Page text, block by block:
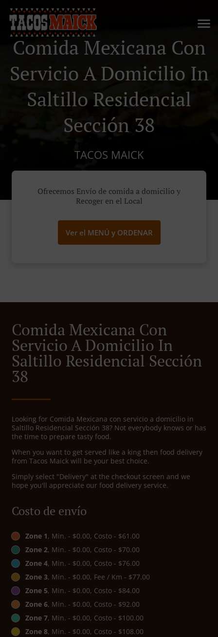
Comida Mexicana Con
Servicio A Domicilio In
Saltillo Residencial
Sección 38
TACOS MAICK
Ofrecemos Envío de comida a domicilio y
Recoger en el Local
Ver el MENÚ y ORDENAR
Comida Mexicana Con
Servicio A Domicilio In
Saltillo Residencial Sección
38
Looking for Comida Mexicana con servicio a domicilio in
Saltillo Residencial Sección 38? Not everybody knows or has
the time to prepare tasty food.
When you want to get served like a king then food delivery
from Tacos Maick will be your best choice.
Simply select "Delivery" at the checkout screen and we
hope you'll appreciate our food delivery service.
Costo de envío
Zone 1, Min. - $0.00, Costo - $61.00
Zone 2, Min. - $0.00, Costo - $70.00
Zone 4, Min. - $0.00, Costo - $76.00
Zone 3, Min. - $0.00, Fee / Km - $77.00
Zone 5, Min. - $0.00, Costo - $84.00
Zone 6, Min. - $0.00, Costo - $92.00
Zone 7, Min. - $0.00, Costo - $100.00
Zone 8, Min. - $0.00, Costo - $108.00